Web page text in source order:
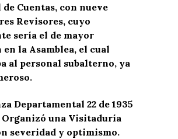
Cuentas, con nueve
Revisores, cuyo
sería el de mayor
la Asamblea, el cual
al personal subalterno, ya
Departamental 22 de 1935
una Visitaduría
severidad y optimismo.